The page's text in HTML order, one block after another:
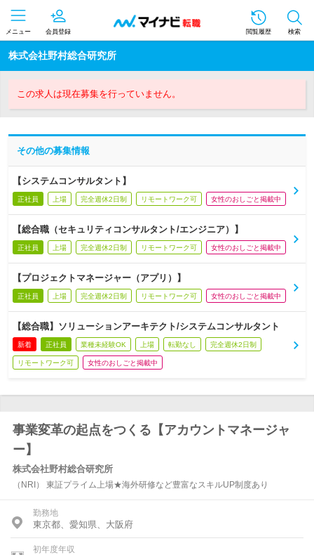
メニュー 会員登録 閲覧履歴 検索
株式会社野村総合研究所
この求人は現在募集を行っていません。
その他の募集情報
【システムコンサルタント】
正社員 上場 完全週休2日制 リモートワーク可 女性のおしごと掲載中
【総合職（セキュリティコンサルタント/エンジニア）】
正社員 上場 完全週休2日制 リモートワーク可 女性のおしごと掲載中
【プロジェクトマネージャー（アプリ）】
正社員 上場 完全週休2日制 リモートワーク可 女性のおしごと掲載中
【総合職】ソリューションアーキテクト/システムコンサルタント
新着 正社員 業種未経験OK 上場 転勤なし 完全週休2日制
リモートワーク可 女性のおしごと掲載中
事業変革の起点をつくる【アカウントマネージャ
ー】
株式会社野村総合研究所
（NRI） 東証プライム上場★海外研修など豊富なスキルUP制度あり
勤務地
東京都、愛知県、大阪府
初年度年収